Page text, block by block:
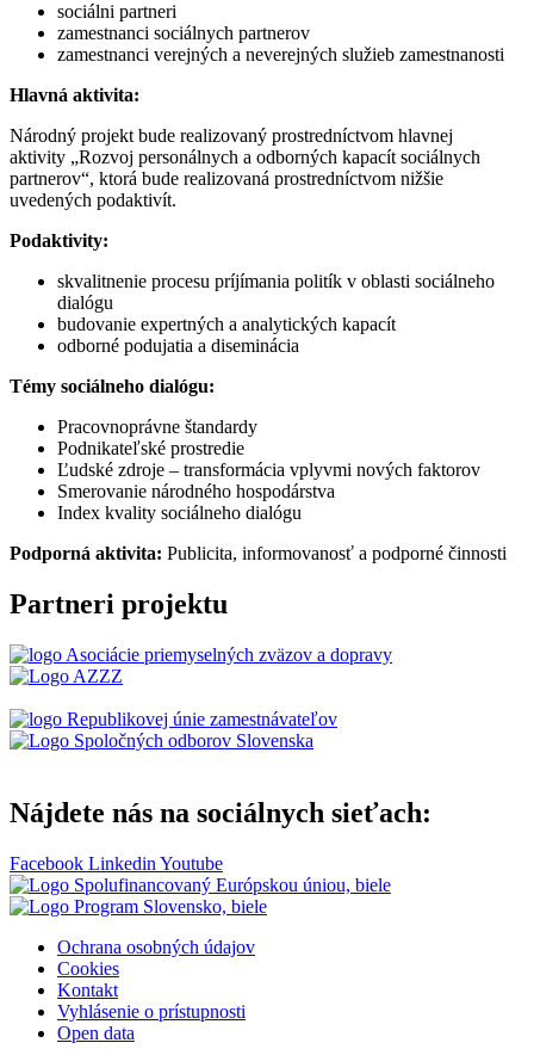
sociálni partneri
zamestnanci sociálnych partnerov
zamestnanci verejných a neverejných služieb zamestnanosti
Hlavná aktivita:
Národný projekt bude realizovaný prostredníctvom hlavnej
aktivity „Rozvoj personálnych a odborných kapacít sociálnych
partnerov“, ktorá bude realizovaná prostredníctvom nižšie
uvedených podaktivít.
Podaktivity:
skvalitnenie procesu príjímania politík v oblasti sociálneho
dialógu
budovanie expertných a analytických kapacít
odborné podujatia a diseminácia
Témy sociálneho dialógu:
Pracovnoprávne štandardy
Podnikateľské prostredie
Ľudské zdroje – transformácia vplyvmi nových faktorov
Smerovanie národného hospodárstva
Index kvality sociálneho dialógu
Podporná aktivita: Publicita, informovanosť a podporné činnosti
Partneri projektu
Nájdete nás na sociálnych sieťach:
Facebook Linkedin Youtube
Ochrana osobných údajov
Cookies
Kontakt
Vyhlásenie o prístupnosti
Open data